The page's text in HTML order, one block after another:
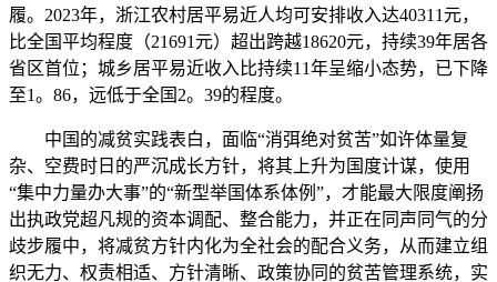
履。2023年，浙江农村居平易近人均可安排收入达40311元，
比全国平均程度（21691元）超出跨越18620元，持续39年居各
省区首位；城乡居平易近收入比持续11年呈缩小态势，已下降
至1。86，远低于全国2。39的程度。
中国的减贫实践表白，面临“消弭绝对贫苦”如许体量复
杂、空费时日的严沉成长方针，将其上升为国度计谋，使用
“集中力量办大事”的“新型举国体系体例”，才能最大限度阐扬
出执政党超凡规的资本调配、整合能力，并正在同声同气的分
歧步履中，将减贫方针内化为全社会的配合义务，从而建立组
织无力、权责相适、方针清晰、政策协同的贫苦管理系统，实